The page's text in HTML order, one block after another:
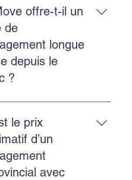
sur le site, en appelant
ou en nous
pour une réponse
offre-t-il un
de
longue
depuis le
?
Move réalise des
provinciaux et
depuis le Québec.
nous pour une cotation
le prix
d’un
avec